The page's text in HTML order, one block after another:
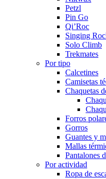
Petzl
Pin Go
Qi’Roc
Singing
Solo Climb
Trekmates
Por tipo
Calcetines
Camisetas
Chaquetas
Forros
Gorros
Guantes y
Mallas
Pantalones
Por actividad
Ropa de